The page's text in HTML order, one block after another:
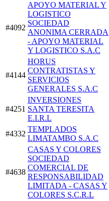
#4092
APOYO MATERIAL Y
LOGISTICO
SOCIEDAD
ANONIMA CERRADA
- APOYO MATERIAL
Y LOGISTICO S.A.C
#4144
HORUS
CONTRATISTAS Y
SERVICIOS
GENERALES S.A.C
#4251
INVERSIONES
SANTA TERESITA
E.I.R.L
#4332
TEMPLADOS
LIMATAMBO S.A.C
#4638
CASAS Y COLORES
SOCIEDAD
COMERCIAL DE
RESPONSABILIDAD
LIMITADA - CASAS Y
COLORES S.C.R.L